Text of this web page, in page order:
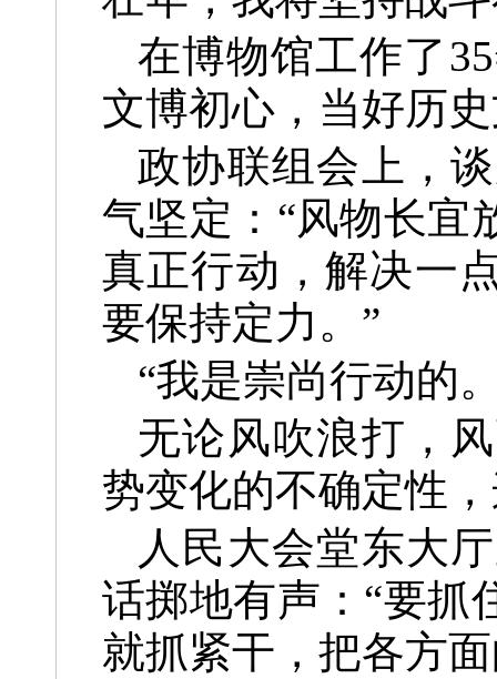
在博物馆工作了
文博初心，当好历
政协联组会上，
气坚定：“风物长宜
真正行动，解决一
要保持定力。”
“我是崇尚行动的
无论风吹浪打，
势变化的不确定性
人民大会堂东大
话掷地有声：“要抓
就抓紧干，把各方